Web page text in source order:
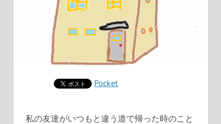
Pocket
私の友達がいつもと違う道で帰った時のこと